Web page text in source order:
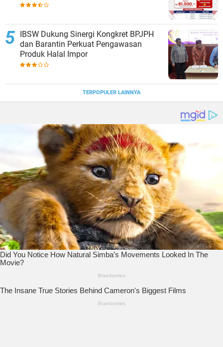
IBSW Dukung Sinergi Kongkret BPJPH
dan Barantin Perkuat Pengawasan
Produk Halal Impor
TERPOPULER LAINNYA